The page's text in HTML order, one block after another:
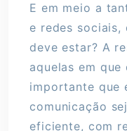
E em meio a
e redes sociais,
deve estar? A
aquelas em
importante que
comunicação
eficiente, com